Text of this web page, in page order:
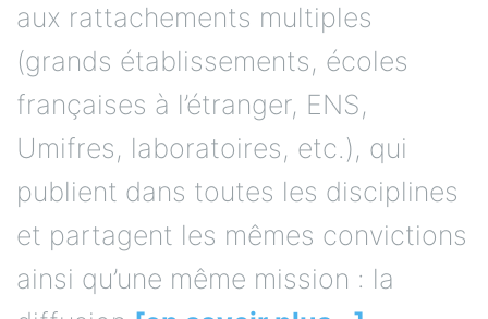
aux rattachements multiples
(grands établissements, écoles
françaises à l’étranger, ENS,
Umifres, laboratoires, etc.), qui
publient dans toutes les disciplines
et partagent les mêmes convictions
ainsi qu’une même mission : la